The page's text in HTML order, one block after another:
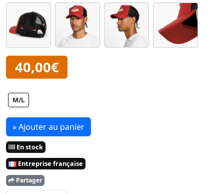
40,00€
M/L
» Ajouter au panier
En stock
Entreprise française
Partager